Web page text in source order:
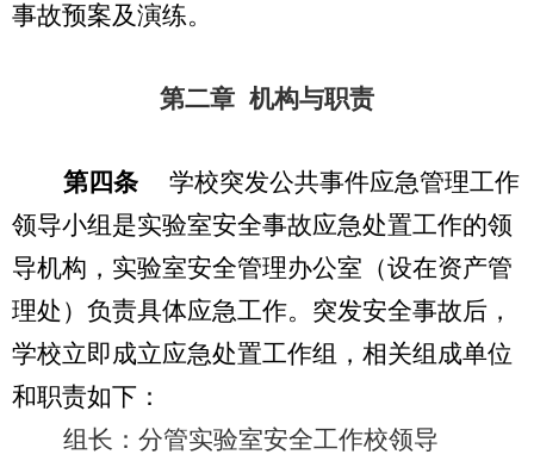
事故预案及演练。
第二章 机构与职责
第四条学校突发公共事件应急管理工作
领导小组是实验室安全事故应急处置工作的领
导机构，实验室安全管理办公室（设在资产管
理处）负责具体应急工作。突发安全事故后，
学校立即成立应急处置工作组，相关组成单位
和职责如下：
组长：分管实验室安全工作校领导